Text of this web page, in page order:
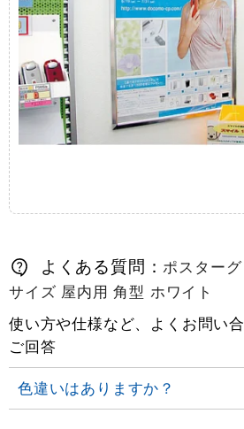
よくある質問：ポスター
サイズ 屋内用 角型 ホワイト
使い方や仕様など、よくお問い
ご回答
色違いはありますか？